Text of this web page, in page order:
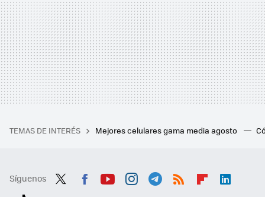
TEMAS DE INTERÉS Mejores celulares gama media agosto
Síguenos